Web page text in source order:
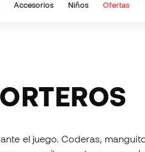
Accesorios Niños Ofertas
el juego. Coderas,